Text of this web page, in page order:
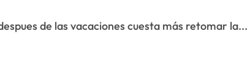
de las vacaciones cuesta más retomar la...